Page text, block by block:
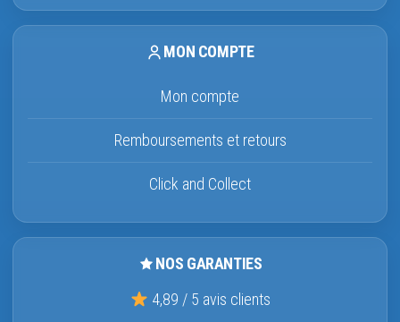
MON COMPTE
Mon compte
Remboursements et retours
Click and Collect
NOS GARANTIES
4,89 / 5 avis clients